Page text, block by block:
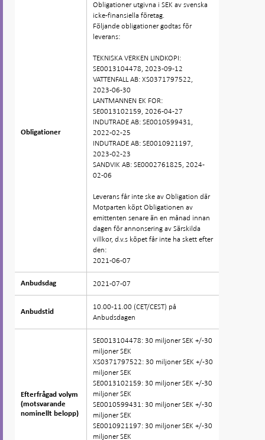
Obligationer
Anbudsdag
Anbudstid
Efterfrågad volym
(motsvarande
nominellt belopp)
Obligationer
Obligationer utgivna i SEK av svenska
icke-finansiella företag.
Följande obligationer godtas för
leverans:
TEKNISKA VERKEN LINDKOPI:
SE0013104478, 2023-09-12
VATTENFALL AB: XS0371797522,
2023-06-30
LANTMANNEN EK FOR:
SE0013102159, 2026-04-27
INDUTRADE AB: SE0010599431,
2022-02-25
INDUTRADE AB: SE0010921197,
2023-02-23
SANDVIK AB: SE0002761825, 2024-
02-06
Leverans får inte ske av Obligation där
Motparten köpt Obligationen av
emittenten senare än en månad innan
dagen för annonsering av Särskilda
villkor, d.v.s köpet får inte ha skett efter
den:
2021-06-07
Anbudsdag 2021-07-07
Anbudstid
10.00-11.00 (CET/CEST) på
Anbudsdagen
Efterfrågad volym
(motsvarande
nominellt belopp)
SE0013104478: 30 miljoner SEK +/-30
miljoner SEK
XS0371797522: 30 miljoner SEK +/-30
miljoner SEK
SE0013102159: 30 miljoner SEK +/-30
miljoner SEK
SE0010599431: 30 miljoner SEK +/-30
miljoner SEK
SE0010921197: 30 miljoner SEK +/-30
miljoner SEK